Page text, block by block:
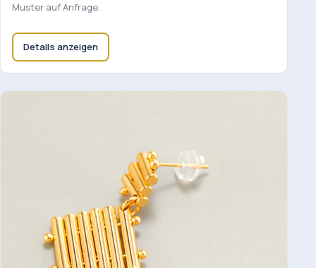
Muster auf Anfrage.
Details anzeigen